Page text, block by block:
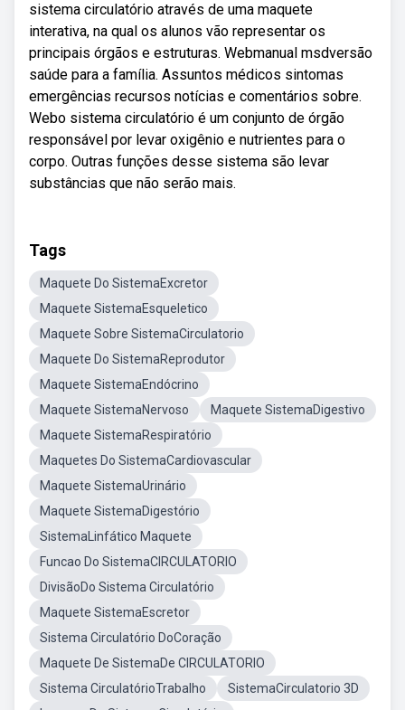
sistema circulatório através de uma maquete
interativa, na qual os alunos vão representar os
principais órgãos e estruturas. Webmanual msdversão
saúde para a família. Assuntos médicos sintomas
emergências recursos notícias e comentários sobre.
Webo sistema circulatório é um conjunto de órgão
responsável por levar oxigênio e nutrientes para o
corpo. Outras funções desse sistema são levar
substâncias que não serão mais.
Tags
Maquete Do SistemaExcretor
Maquete SistemaEsqueletico
Maquete Sobre SistemaCirculatorio
Maquete Do SistemaReprodutor
Maquete SistemaEndócrino
Maquete SistemaNervoso
Maquete SistemaDigestivo
Maquete SistemaRespiratório
Maquetes Do SistemaCardiovascular
Maquete SistemaUrinário
Maquete SistemaDigestório
SistemaLinfático Maquete
Funcao Do SistemaCIRCULATORIO
DivisãoDo Sistema Circulatório
Maquete SistemaEscretor
Sistema Circulatório DoCoração
Maquete De SistemaDe CIRCULATORIO
Sistema CirculatórioTrabalho
SistemaCirculatorio 3D